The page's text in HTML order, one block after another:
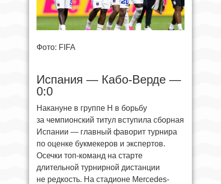
Фото: FIFA
Испания — Кабо-Верде —
0:0
Накануне в группе H в борьбу
за чемпионский титул вступила сборная
Испании — главный фаворит турнира
по оценке букмекеров и экспертов.
Осечки топ-команд на старте
длительной турнирной дистанции
не редкость. На стадионе Mercedes-